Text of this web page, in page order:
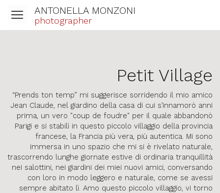
ANTONELLA MONZONI
photographer
Petit Village
“Prends ton temp” mi suggerisce sorridendo il mio amico
Jean Claude, nel giardino della casa di cui s’innamorò anni
prima, un vero "coup de foudre" per il quale abbandonò
Parigi e si stabilì in questo piccolo villaggio della provincia
francese, la Francia più vera, più autentica. Mi sono
immersa in uno spazio che mi si è rivelato naturale,
trascorrendo lunghe giornate estive di ordinaria tranquillità
nei salottini, nei giardini dei miei nuovi amici, conversando
con loro in modo leggero e naturale, come se avessi
sempre abitato lì. Amo questo piccolo villaggio, vi torno